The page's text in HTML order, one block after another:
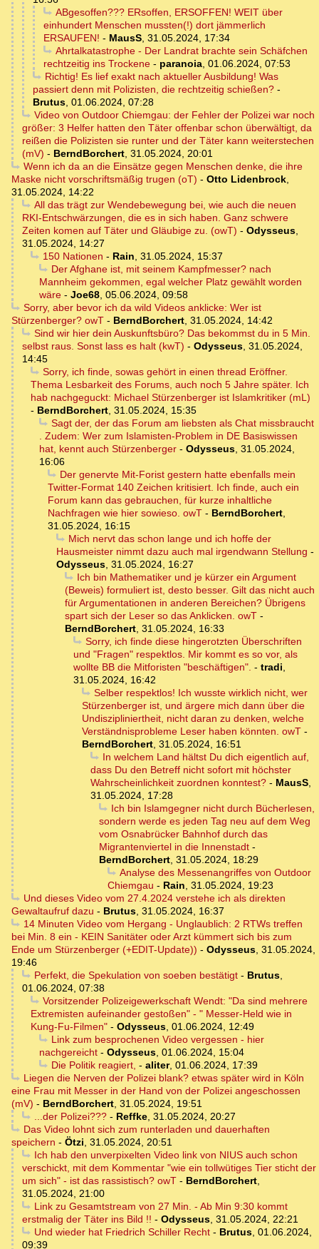
ABgesoffen??? ERsoffen, ERSOFFEN! WEIT über
einhundert Menschen mussten(!) dort jämmerlich
ERSAUFEN! - MausS, 31.05.2024, 17:34
Ahrtalkatastrophe - Der Landrat brachte sein Schäfchen
rechtzeitig ins Trockene - paranoia, 01.06.2024, 07:53
Richtig! Es lief exakt nach aktueller Ausbildung! Was
passiert denn mit Polizisten, die rechtzeitig schießen? -
Brutus, 01.06.2024, 07:28
Video von Outdoor Chiemgau: der Fehler der Polizei war noch
größer: 3 Helfer hatten den Täter offenbar schon überwältigt, da
reißen die Polizisten sie runter und der Täter kann weiterstechen
(mV) - BerndBorchert, 31.05.2024, 20:01
Wenn ich da an die Einsätze gegen Menschen denke, die ihre
Maske nicht vorschriftsmäßig trugen (oT) - Otto Lidenbrock,
31.05.2024, 14:22
All das trägt zur Wendebewegung bei, wie auch die neuen
RKI-Entschwärzungen, die es in sich haben. Ganz schwere
Zeiten komen auf Täter und Gläubige zu. (owT) - Odysseus,
31.05.2024, 14:27
150 Nationen - Rain, 31.05.2024, 15:37
Der Afghane ist, mit seinem Kampfmesser? nach
Mannheim gekommen, egal welcher Platz gewählt worden
wäre - Joe68, 05.06.2024, 09:58
Sorry, aber bevor ich da wild Videos anklicke: Wer ist
Stürzenberger? owT - BerndBorchert, 31.05.2024, 14:42
Sind wir hier dein Auskunftsbüro? Das bekommst du in 5 Min.
selbst raus. Sonst lass es halt (kwT) - Odysseus, 31.05.2024,
14:45
Sorry, ich finde, sowas gehört in einen thread Eröffner.
Thema Lesbarkeit des Forums, auch noch 5 Jahre später. Ich
hab nachgeguckt: Michael Stürzenberger ist Islamkritiker (mL)
- BerndBorchert, 31.05.2024, 15:35
Sagt der, der das Forum am liebsten als Chat missbraucht
. Zudem: Wer zum Islamisten-Problem in DE Basiswissen
hat, kennt auch Stürzenberger - Odysseus, 31.05.2024,
16:06
Der genervte Mit-Forist gestern hatte ebenfalls mein
Twitter-Format 140 Zeichen kritisiert. Ich finde, auch ein
Forum kann das gebrauchen, für kurze inhaltliche
Nachfragen wie hier sowieso. owT - BerndBorchert,
31.05.2024, 16:15
Mich nervt das schon lange und ich hoffe der
Hausmeister nimmt dazu auch mal irgendwann Stellung -
Odysseus, 31.05.2024, 16:27
Ich bin Mathematiker und je kürzer ein Argument
(Beweis) formuliert ist, desto besser. Gilt das nicht auch
für Argumentationen in anderen Bereichen? Übrigens
spart sich der Leser so das Anklicken. owT -
BerndBorchert, 31.05.2024, 16:33
Sorry, ich finde diese hingerotzten Überschriften
und "Fragen" respektlos. Mir kommt es so vor, als
wollte BB die Mitforisten "beschäftigen". - tradi,
31.05.2024, 16:42
Selber respektlos! Ich wusste wirklich nicht, wer
Stürzenberger ist, und ärgere mich dann über die
Undiszipliniertheit, nicht daran zu denken, welche
Verständnisprobleme Leser haben könnten. owT -
BerndBorchert, 31.05.2024, 16:51
In welchem Land hältst Du dich eigentlich auf,
dass Du den Betreff nicht sofort mit höchster
Wahrscheinlichkeit zuordnen konntest? - MausS,
31.05.2024, 17:28
Ich bin Islamgegner nicht durch Bücherlesen,
sondern werde es jeden Tag neu auf dem Weg
vom Osnabrücker Bahnhof durch das
Migrantenviertel in die Innenstadt -
BerndBorchert, 31.05.2024, 18:29
Analyse des Messenangriffes von Outdoor
Chiemgau - Rain, 31.05.2024, 19:23
Und dieses Video vom 27.4.2024 verstehe ich als direkten
Gewaltaufruf dazu - Brutus, 31.05.2024, 16:37
14 Minuten Video vom Hergang - Unglaublich: 2 RTWs treffen
bei Min. 8 ein - KEIN Sanitäter oder Arzt kümmert sich bis zum
Ende um Stürzenberger (+EDIT-Update)) - Odysseus, 31.05.2024,
19:46
Perfekt, die Spekulation von soeben bestätigt- Brutus,
01.06.2024, 07:38
Vorsitzender Polizeigewerkschaft Wendt: "Da sind mehrere
Extremisten aufeinander gestoßen" - " Messer-Held wie in
Kung-Fu-Filmen" - Odysseus, 01.06.2024, 12:49
Link zum besprochenen Video vergessen - hier
nachgereicht - Odysseus, 01.06.2024, 15:04
Die Politik reagiert, - aliter, 01.06.2024, 17:39
Liegen die Nerven der Polizei blank? etwas später wird in Köln
eine Frau mit Messer in der Hand von der Polizei angeschossen
(mV) - BerndBorchert, 31.05.2024, 19:51
...der Polizei???- Reffke, 31.05.2024, 20:27
Das Video lohnt sich zum runterladen und dauerhaften
speichern - Ötzi, 31.05.2024, 20:51
Ich hab den unverpixelten Video link von NIUS auch schon
verschickt, mit dem Kommentar "wie ein tollwütiges Tier sticht der
um sich" - ist das rassistisch? owT - BerndBorchert,
31.05.2024, 21:00
Link zu Gesamtstream von 27 Min. - Ab Min 9:30 kommt
erstmalig der Täter ins Bild !! - Odysseus, 31.05.2024, 22:21
Und wieder hat Friedrich Schiller Recht- Brutus, 01.06.2024,
09:39